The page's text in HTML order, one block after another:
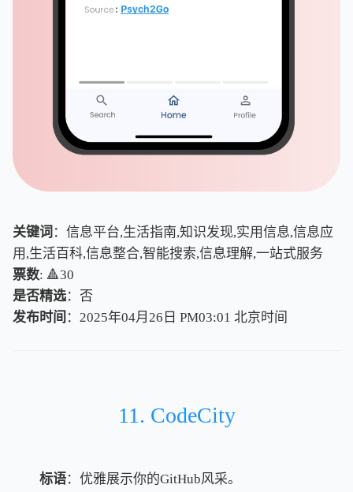
关键词 ：信息平台,生活指南,知识发现,实用信息,信息应
用,生活百科,信息整合,智能搜索,信息理解,一站式服务
票数: 🔺30
是否精选：否
发布时间 ：2025年04月26日 PM03:01 北京时间
北京时间
11. CodeCity
标语：优雅展示你的GitHub风采。